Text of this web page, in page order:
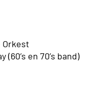
Orkest
en 70’s band)